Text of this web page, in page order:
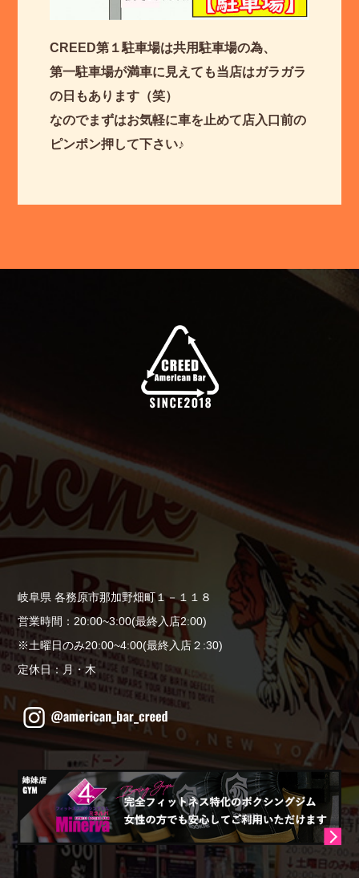
CREED第１駐車場は共用駐車場の為、
第一駐車場が満車に見えても当店はガラガラ
の日もあります（笑）
なのでまずはお気軽に車を止めて店入口前の
ピンポン押して下さい♪
岐阜県 各務原市那加野畑町１－１１８
営業時間：20:00~3:00(最終入店2:00)
※土曜日のみ20:00~4:00(最終入店２:30)
定休日：月・木